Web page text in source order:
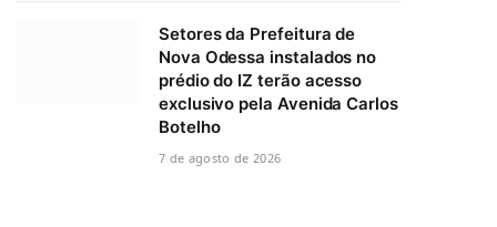
Setores da Prefeitura de
Nova Odessa instalados no
prédio do IZ terão acesso
exclusivo pela Avenida Carlos
Botelho
7 de agosto de 2026